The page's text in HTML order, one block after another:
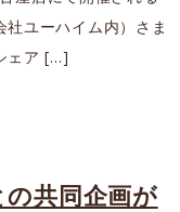
ユーハイム内）さま
ェア […]
共同企画が